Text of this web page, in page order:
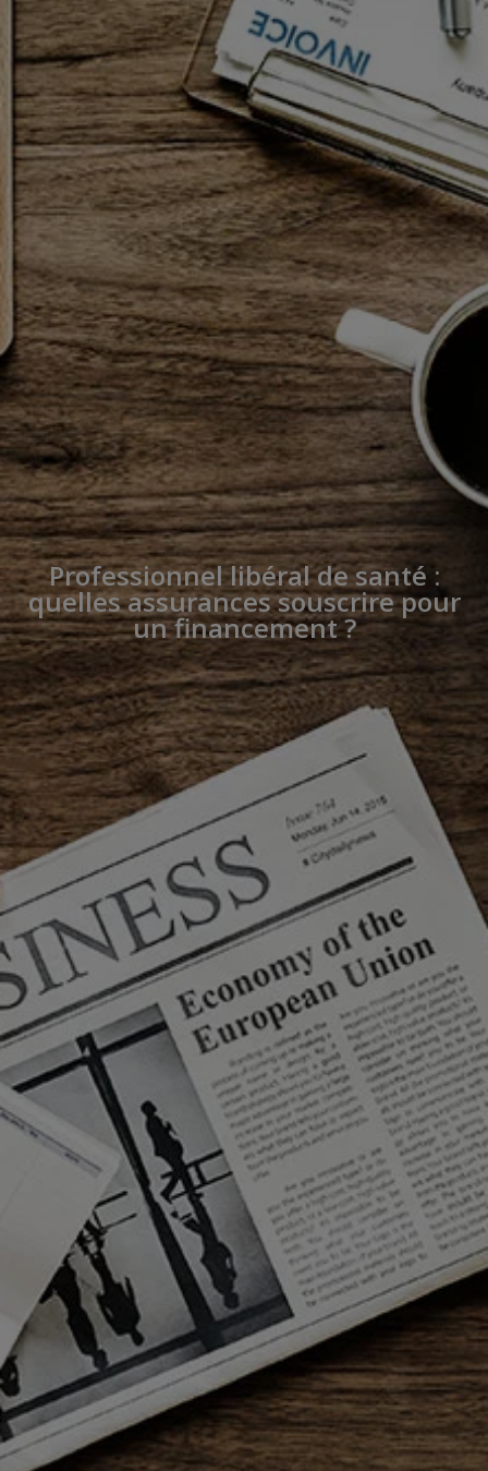
Professionnel libéral de santé :
quelles assurances souscrire pour
un financement ?